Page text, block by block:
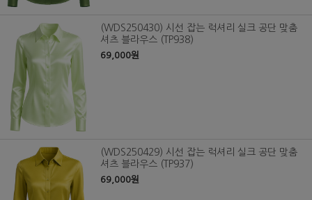
(WDS250430) 시선 잡는 럭셔리 실크 공단 맞춤
셔츠 블라우스 (TP938)
69,000원
(WDS250429) 시선 잡는 럭셔리 실크 공단 맞춤
셔츠 블라우스 (TP937)
69,000원